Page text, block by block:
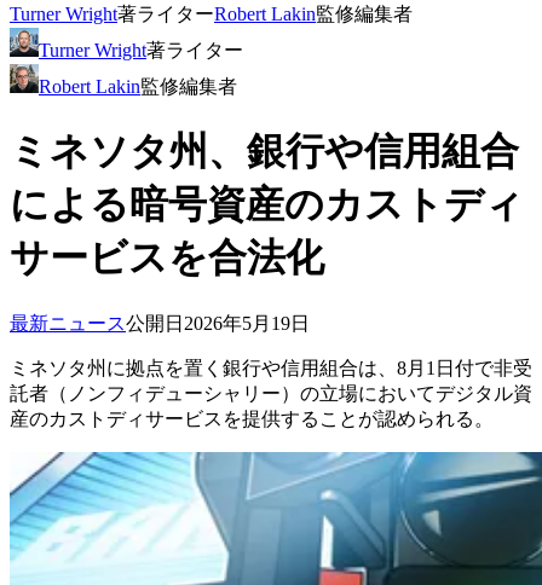
Turner Wright著ライターRobert Lakin監修編集者
Turner Wright著ライター
Robert Lakin監修編集者
ミネソタ州、銀行や信用組合
による暗号資産のカストディ
サービスを合法化
最新ニュース公開日 2026年5月19日
ミネソタ州に拠点を置く銀行や信用組合は、8月1日付で非受
託者（ノンフィデューシャリー）の立場においてデジタル資
産のカストディサービスを提供することが認められる。